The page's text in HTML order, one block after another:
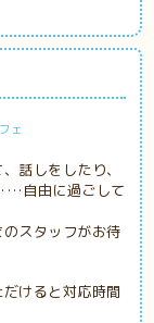
ェ
話しをしたり、
自由に過ごして
スタッフがお待
けると対応時間